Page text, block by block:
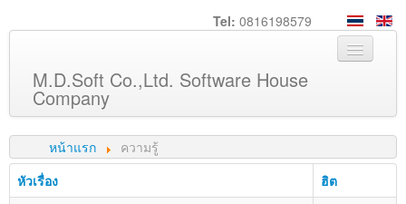
Tel: 0816198579
M.D.Soft Co.,Ltd. Software House
Company
หน้าหลัก
เกี่ยวกับเรา
บริการ
หน้าแรก
ความรู้
หัวเรื่อง
ฮิต